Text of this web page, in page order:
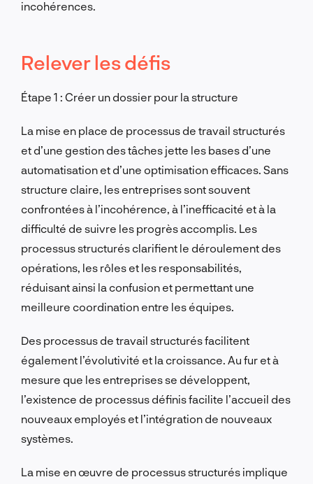
incohérences.
Relever les défis
Étape 1 : Créer un dossier pour la structure
La mise en place de processus de travail structurés
et d’une gestion des tâches jette les bases d’une
automatisation et d’une optimisation efficaces. Sans
structure claire, les entreprises sont souvent
confrontées à l’incohérence, à l’inefficacité et à la
difficulté de suivre les progrès accomplis. Les
processus structurés clarifient le déroulement des
opérations, les rôles et les responsabilités,
réduisant ainsi la confusion et permettant une
meilleure coordination entre les équipes.
Des processus de travail structurés facilitent
également l’évolutivité et la croissance. Au fur et à
mesure que les entreprises se développent,
l’existence de processus définis facilite l’accueil des
nouveaux employés et l’intégration de nouveaux
systèmes.
La mise en œuvre de processus structurés implique